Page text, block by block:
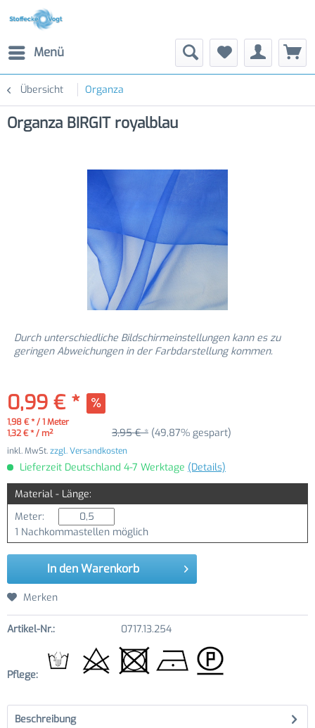
Menü
Übersicht Organza
Organza BIRGIT royalblau
Durch unterschiedliche Bildschirmeinstellungen kann es zu
geringen Abweichungen in der Farbdarstellung kommen.
0,99 € *
1,98 € * / 1 Meter
1,32 € * / m²
3,95 € * (49,87% gespart)
inkl. MwSt.zzgl. Versandkosten
Lieferzeit Deutschland 4-7 Werktage (Details)
Material - Länge:
Meter:
1 Nachkommastellen möglich
In den Warenkorb
Merken
Artikel-Nr.: 0717.13.254
Pflege:
Beschreibung